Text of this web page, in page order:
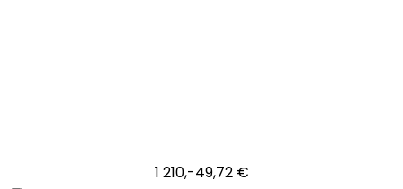
1 210,-49,72 €